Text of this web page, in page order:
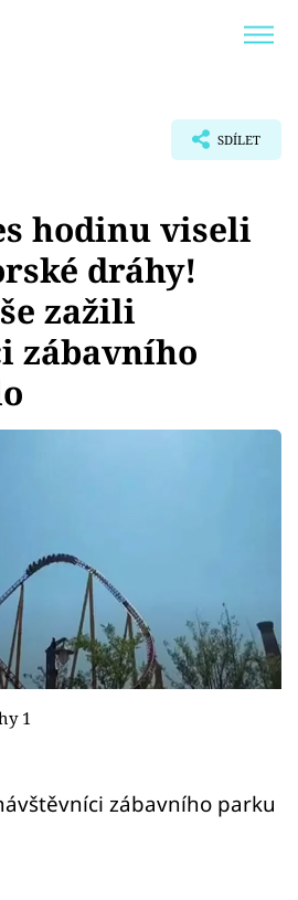
SDÍLET
hodinu viseli
dráhy!
zažili
zábavního
1
zábavního parku